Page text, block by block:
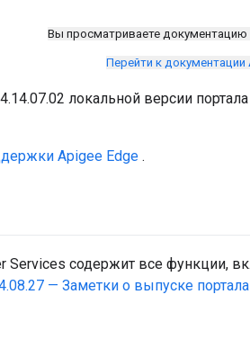
Вы просматриваете документацию
Перейти к документации
локальной версии
Apigee Edge .
Services содержит все функции,
— Заметки о выпуске